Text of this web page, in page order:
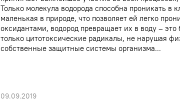
Только молекула водорода способна проникать в
маленькая в природе, что позволяет ей легко
оксидантами, водород превращает их в воду –
только цитотоксические радикалы, не нарушая
собственные защитные системы организма...
09.09.2019